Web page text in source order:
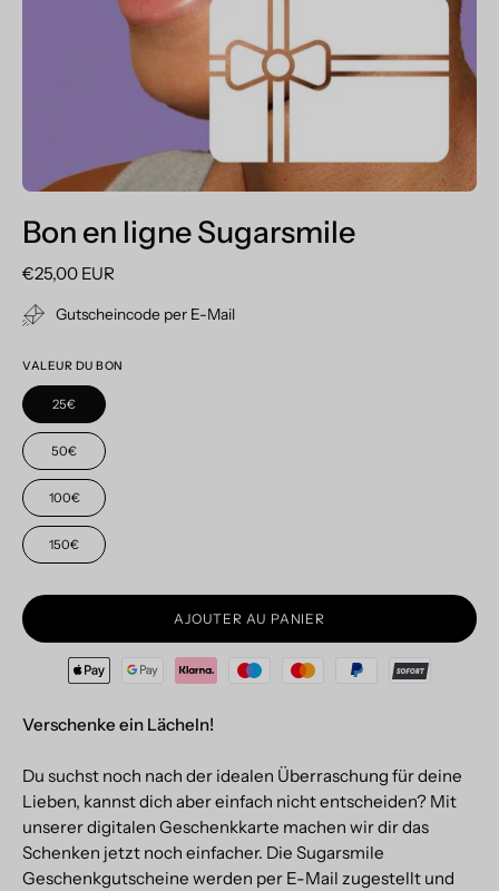
Bon en ligne Sugarsmile
€25,00 EUR
Gutscheincode per E-Mail
VALEUR DU BON
25€
50€
100€
150€
AJOUTER AU PANIER
Verschenke ein Lächeln!
Du suchst noch nach der idealen Überraschung für deine
Lieben, kannst dich aber einfach nicht entscheiden? Mit
unserer digitalen Geschenkkarte machen wir dir das
Schenken jetzt noch einfacher. Die Sugarsmile
Geschenkgutscheine werden per E-Mail zugestellt und